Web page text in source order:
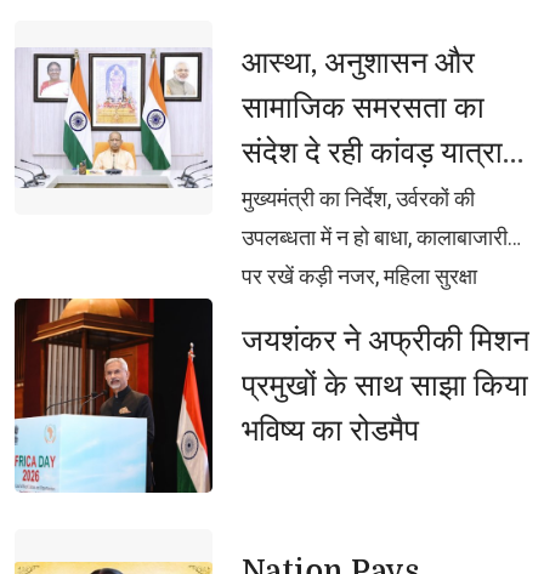
आस्था, अनुशासन और
सामाजिक समरसता का
संदेश दे रही कांवड़ यात्रा:
CM योगी
मुख्यमंत्री का निर्देश, उर्वरकों की
उपलब्धता में न हो बाधा, कालाबाजारी
पर रखें कड़ी नजर, महिला सुरक्षा
और प्रभावी बनाएं, बाढ़ प्रभावित क्षेत्रों
में राहत कार्यों में न आए कोई कमी,
तटबंधों की सुरक्षा बढ़ाएं, कटान
जयशंकर ने अफ्रीकी मिशन
प्रमुखों के साथ साझा किया
भविष्य का रोडमैप